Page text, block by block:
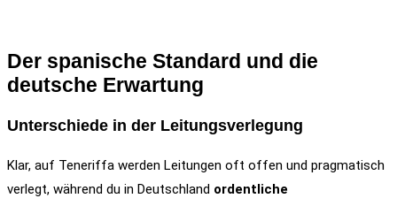
Der spanische Standard und die
deutsche Erwartung
Unterschiede in der Leitungsverlegung
Klar, auf Teneriffa werden Leitungen oft offen und pragmatisch
verlegt, während du in Deutschland ordentliche